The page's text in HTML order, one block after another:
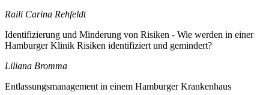
Raili Carina Rehfeldt
Identifizierung und Minderung von Risiken - Wie werden in einer
Hamburger Klinik Risiken identifiziert und gemindert?
Liliana Bromma
Entlassungsmanagement in einem Hamburger Krankenhaus